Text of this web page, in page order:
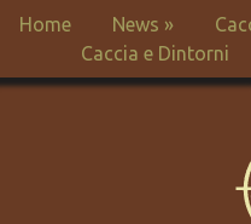
Home News »
Caccia e Dintorni